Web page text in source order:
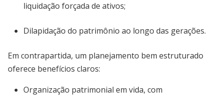
liquidação forçada de ativos;
Dilapidação do patrimônio ao longo das gerações.
Em contrapartida, um planejamento bem estruturado
oferece benefícios claros:
Organização patrimonial em vida, com